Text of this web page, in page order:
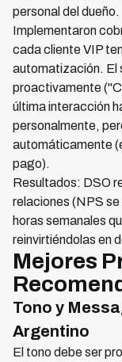
personal del dueño.
Implementaron
cada cliente VIP
automatización. El
proactivamente
última interacción
personalmente,
automáticamente
pago).
Resultados: DSO
relaciones (NPS
horas semanales
reinvirtiéndolas en
Mejores
Tono y
Argentino
El tono debe ser